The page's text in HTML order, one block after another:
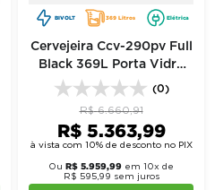
BIVOLT 369 Litros Elétrica
Cervejeira Ccv-290pv Full
Black 369L Porta Vidro
Preto Bivolt - Imbera
(0)
R$ 6.660,91
R$ 5.363,99
à vista com 10% de desconto no PIX
Ou R$ 5.959,99 em 10x de
R$ 595,99 sem juros